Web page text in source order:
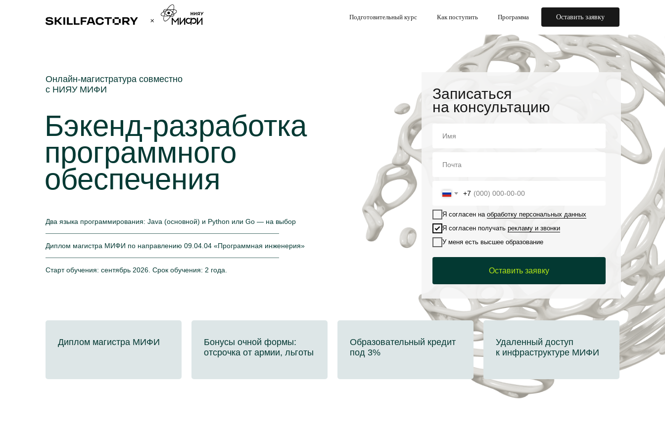
Подготовительный курс Как поступить Программа Оставить заявку
Диплом магистра МИФИ
Онлайн-магистратура совместно
с НИЯУ МИФИ
Бонусы очной формы:
отсрочка от армии, льготы
Образовательный кредит
под 3%
Записаться
на консультацию
Удаленный доступ
к инфраструктуре МИФИ
Бэкенд-разработка
программного
обеспечения
Два языка программирования: Java (основной) и Python или Go — на выбор
Диплом магистра МИФИ по направлению 09.04.04 «Программная инженерия»
Старт обучения: сентябрь 2026. Срок обучения: 2 года.
+7
Я согласен на обработку персональных данных
Я согласен получать рекламу и звонки
У меня есть высшее образование
Оставить заявку